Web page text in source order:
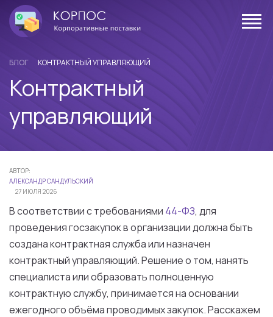
БЛОГ КОНТРАКТНЫЙ УПРАВЛЯЮЩИЙ
Контрактный
управляющий
АВТОР:
АЛЕКСАНДР САНДУЛЬСКИЙ
27 ИЮЛЯ 2026
В соответствии с требованиями 44-ФЗ, для
проведения госзакупок в организации должна быть
создана контрактная служба или назначен
контрактный управляющий. Решение о том, нанять
специалиста или образовать полноценную
контрактную службу, принимается на основании
ежегодного объёма проводимых закупок. Расскажем